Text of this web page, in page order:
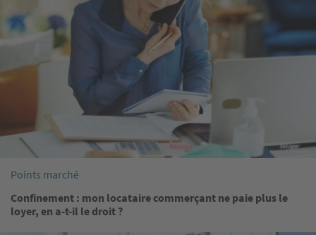
Points marché
Confinement : mon locataire commerçant ne paie plus le
loyer, en a-t-il le droit ?